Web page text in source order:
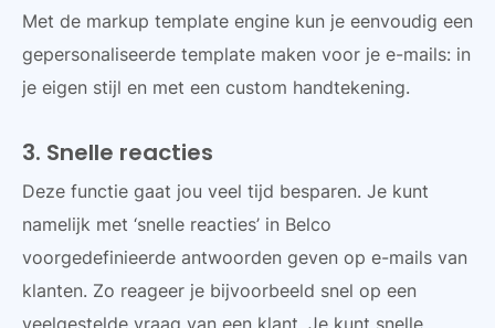
Met de markup template engine kun je eenvoudig een
gepersonaliseerde template maken voor je e-mails: in
je eigen stijl en met een custom handtekening.
3. Snelle reacties
Deze functie gaat jou veel tijd besparen. Je kunt
namelijk met ‘snelle reacties’ in Belco
voorgedefinieerde antwoorden geven op e-mails van
klanten. Zo reageer je bijvoorbeeld snel op een